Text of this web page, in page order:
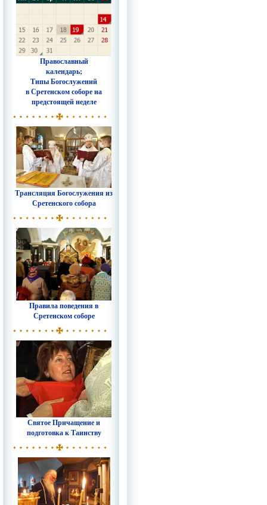
Православный
календарь;
Типы Богослужений
в Сретенском соборе на
предстоящей неделе
Трансляция Богослужения из
Сретенского собора
Правила поведения в
Сретенском соборе
Святое Причащение и
подготовка к Таинству